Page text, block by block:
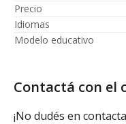
Precio
Idiomas
Modelo educativo
Contactá con el
¡No dudés en